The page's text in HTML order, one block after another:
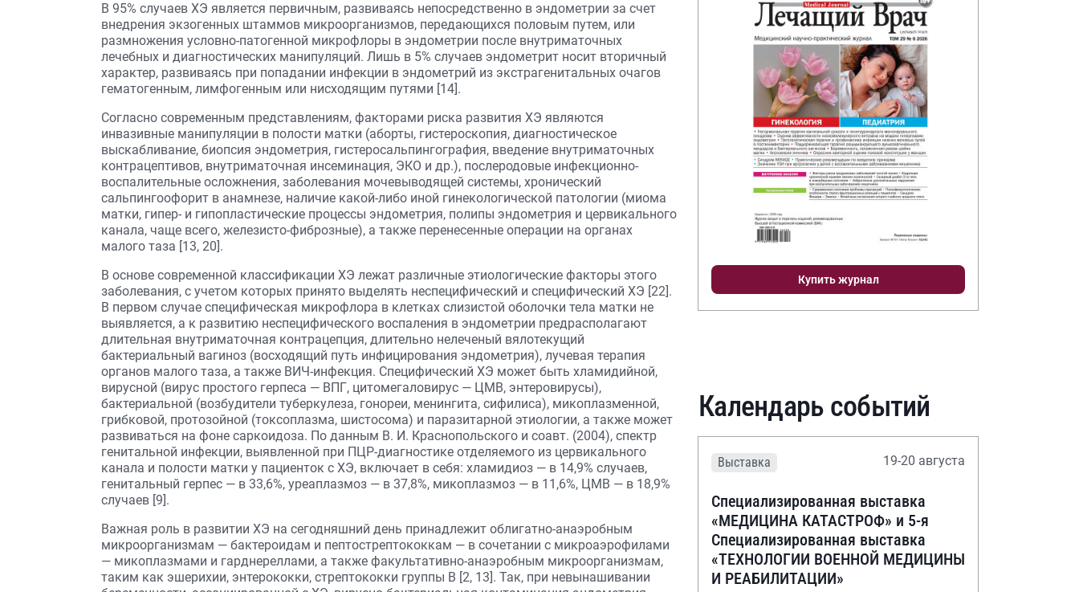
В 95% случаев ХЭ является первичным, развиваясь непосредственно в эндометрии за счет
внедрения экзогенных штаммов микроорганизмов, передающихся половым путем, или
размножения условно-патогенной микрофлоры в эндометрии после внутриматочных
лечебных и диагностических манипуляций. Лишь в 5% случаев эндометрит носит вторичный
характер, развиваясь при попадании инфекции в эндометрий из экстрагенитальных очагов
гематогенным, лимфогенным или нисходящим путями [14].
Согласно современным представлениям, факторами риска развития ХЭ являются
инвазивные манипуляции в полости матки (аборты, гистероскопия, диагностическое
выскабливание, биопсия эндометрия, гистеросальпингография, введение внутриматочных
контрацептивов, внутриматочная инсеминация, ЭКО и др.), послеродовые инфекционно-
воспалительные осложнения, заболевания мочевыводящей системы, хронический
сальпингоофорит в анамнезе, наличие какой-либо иной гинекологической патологии (миома
матки, гипер- и гипопластические процессы эндометрия, полипы эндометрия и цервикального
канала, чаще всего, железисто-фиброзные), а также перенесенные операции на органах
малого таза [13, 20].
В основе современной классификации ХЭ лежат различные этиологические факторы этого
заболевания, с учетом которых принято выделять неспеци­фический и специфический ХЭ [22].
В первом случае специфическая микрофлора в клетках слизистой оболочки тела матки не
выявляется, а к развитию неспецифического воспаления в эндометрии предрасполагают
длительная внутриматочная контрацепция, длительно нелеченый вялотекущий
бактериальный вагиноз (восходящий путь инфицирования эндометрия), лучевая терапия
органов малого таза, а также ВИЧ-инфекция. Специфический ХЭ может быть хламидийной,
вирусной (вирус простого герпеса — ВПГ, цитомегаловирус — ЦМВ, энтеровирусы),
бактериальной (возбудители туберкулеза, гонореи, менингита, сифилиса), микоплазменной,
грибковой, протозойной (токсоплазма, шистосома) и паразитарной этиологии, а также может
развиваться на фоне саркоидоза. По данным В. И. Краснопольского и соавт. (2004), спектр
генитальной инфекции, выявленной при ПЦР-диагностике отделяемого из цервикального
канала и полости матки у пациенток с ХЭ, включает в себя: хламидиоз — в 14,9% случаев,
генитальный герпес — в 33,6%, уреаплазмоз — в 37,8%, микоплазмоз — в 11,6%, ЦМВ — в 18,9%
случаев [9].
Важная роль в развитии ХЭ на сегодняшний день принадлежит облигатно-анаэробным
микроорганизмам — бактероидам и пептострептококкам — в сочетании с микроаэрофилами
— микоплазмами и гарднереллами, а также факультативно-анаэробным микроорганизмам,
таким как эшерихии, энтерококки, стрептококки группы В [2, 13]. Так, при невынашивании
Купить журнал
Календарь событий
Выставка 19-20 августа
Специализированная выставка
«МЕДИЦИНА КАТАСТРОФ» и 5-я
Специализированная выставка
«ТЕХНОЛОГИИ ВОЕННОЙ МЕДИЦИНЫ
И РЕАБИЛИТАЦИИ»